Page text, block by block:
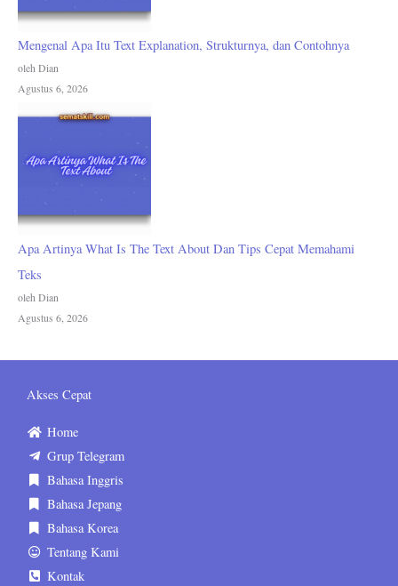
Mengenal Apa Itu Text Explanation, Strukturnya, dan Contohnya
oleh Dian
Agustus 6, 2026
Apa Artinya What Is The Text About Dan Tips Cepat Memahami
Teks
oleh Dian
Agustus 6, 2026
Akses Cepat
Home
Grup Telegram
Bahasa Inggris
Bahasa Jepang
Bahasa Korea
Tentang Kami
Kontak